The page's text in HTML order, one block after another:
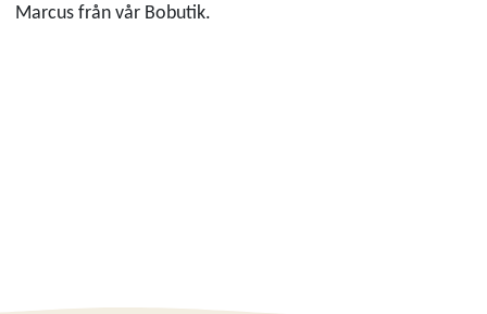
Marcus från vår Bobutik.